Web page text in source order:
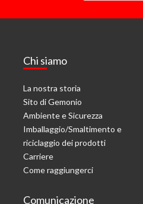
Chi siamo
La nostra storia
Sito di Gemonio
Ambiente e Sicurezza
Imballaggio/Smaltimento e
riciclaggio dei prodotti
Carriere
Come raggiungerci
Comunicazione